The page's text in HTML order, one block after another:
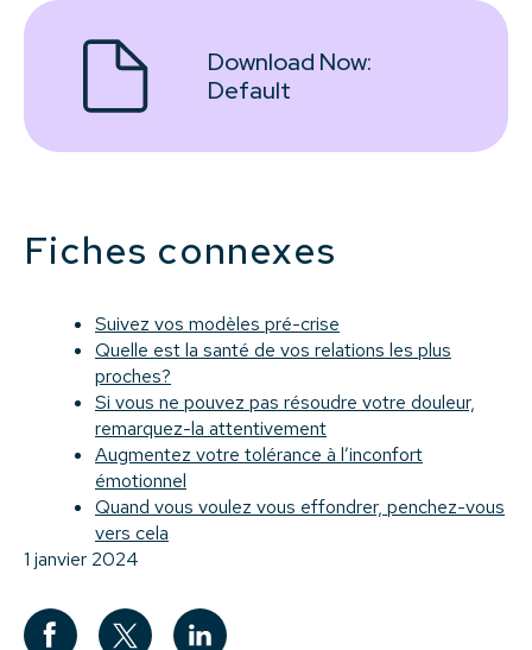
Download Now:
Default
Fiches connexes
Suivez vos modèles pré-crise
Quelle est la santé de vos relations les plus
proches?
Si vous ne pouvez pas résoudre votre douleur,
remarquez-la attentivement
Augmentez votre tolérance à l’inconfort
émotionnel
Quand vous voulez vous effondrer, penchez-vous
vers cela
1 janvier 2024